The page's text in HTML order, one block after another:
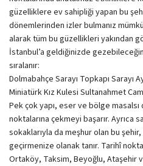
güzelliklere ev sahipliği yapan bu
dönemlerinden izler bulmanız
alarak tüm bu güzellikleri yakından
İstanbul’a geldiğinizde
sıralanır:
Dolmabahçe Sarayı Topkapı Sarayı
Miniatürk Kız Kulesi Sultanahmet
Pek çok yapı, eser ve bölge
noktalarına çekmeyi başarır.
sokaklarıyla da meşhur olan bu
geçirmenize olanak tanır. Tarihî
Ortaköy, Taksim, Beyoğlu, Ataşehir